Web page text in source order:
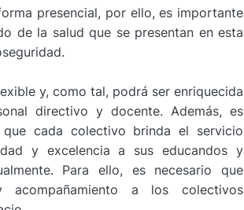
presencial, por ello, es importante
de la salud que se presentan en esta
y, como tal, podrá ser enriquecida
directivo y docente. Además, es
cada colectivo brinda el servicio
y excelencia a sus educandos y
Para ello, es necesario que
acompañamiento a los colectivos